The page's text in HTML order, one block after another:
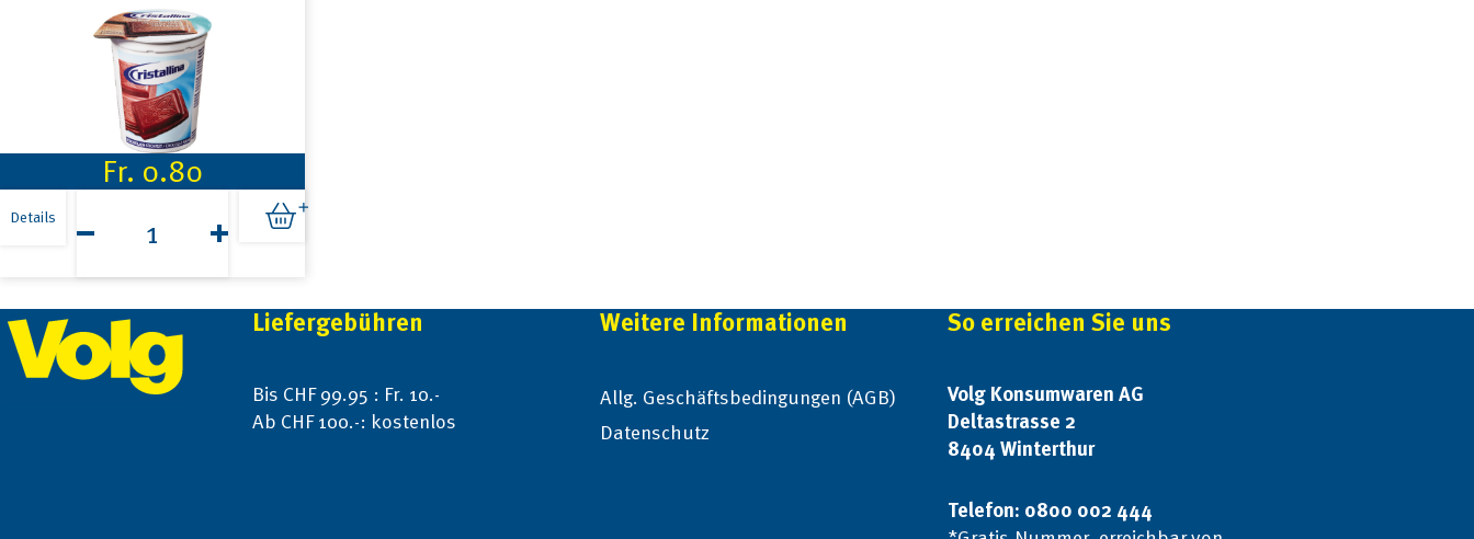
Fr. 0.80
Details
Chocolat
Menge
Footer Liefergebühren
Bis CHF 99.95 : Fr. 10.-
Ab CHF 100.-: kostenlos
Weitere Informationen
Allg. Geschäftsbedingungen (AGB)
Datenschutz
So erreichen Sie uns
Volg Konsumwaren AG
Deltastrasse 2
8404 Winterthur
Telefon: 0800 002 444